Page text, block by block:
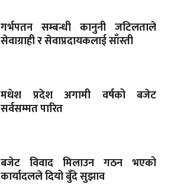
गर्भपतन सम्बन्धी कानुनी जटिलताले
सेवाग्राही र सेवाप्रदायकलाई साँस्ती
मधेश प्रदेश अगामी वर्षको बजेट
सर्वसम्मत पारित
बजेट विवाद मिलाउन गठन भएको
कार्यादलले दियो बुँदे सुझाव